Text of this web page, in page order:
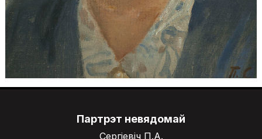
Партрэт невядомай
Сергіевіч П.А.